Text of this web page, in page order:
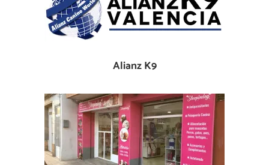
Alianz K9